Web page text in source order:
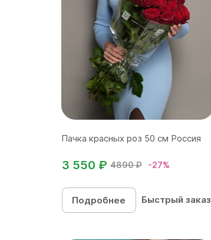
Пачка красных роз 50 см Россия
4890 ₽ -27%
3 550 ₽
Подробнее Быстрый заказ